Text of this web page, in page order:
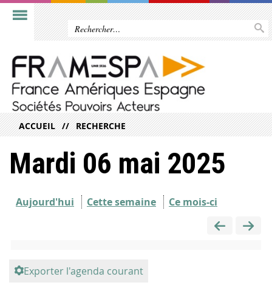
ACCUEIL RECHERCHE
Mardi 06 mai 2025
Aujourd'hui Cette semaine Ce mois-ci
Exporter l'agenda courant